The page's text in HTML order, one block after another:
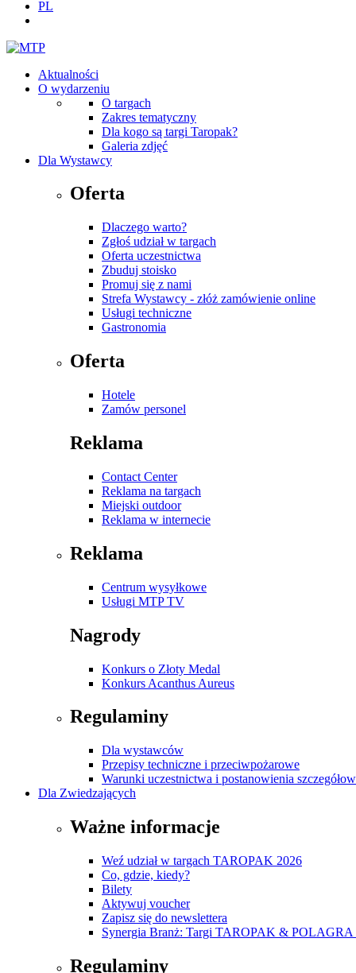
PL
Aktualności
O wydarzeniu
O targach
Zakres tematyczny
Dla kogo są targi Taropak?
Galeria zdjęć
Dla Wystawcy
Oferta
Dlaczego warto?
Zgłoś udział w targach
Oferta uczestnictwa
Zbuduj stoisko
Promuj się z nami
Strefa Wystawcy - złóż zamówienie online
Usługi techniczne
Gastronomia
Oferta
Hotele
Zamów personel
Reklama
Contact Center
Reklama na targach
Miejski outdoor
Reklama w internecie
Reklama
Centrum wysyłkowe
Usługi MTP TV
Nagrody
Konkurs o Złoty Medal
Konkurs Acanthus Aureus
Regulaminy
Dla wystawców
Przepisy techniczne i przeciwpożarowe
Warunki uczestnictwa i postanowienia
Dla Zwiedzających
Ważne informacje
Weź udział w targach TAROPAK 2026
Co, gdzie, kiedy?
Bilety
Aktywuj voucher
Zapisz się do newslettera
Synergia Branż: Targi TAROPAK & POLAGRA
Regulaminy